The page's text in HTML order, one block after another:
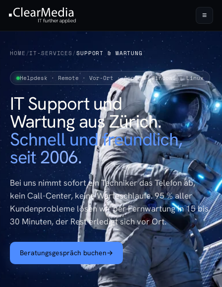
≡
HOME /IT-SERVICES /SUPPORT & WARTUNG
Helpdesk · Remote · Vor-Ort · Apple · Windows · Linux
IT Support und
Wartung aus Zürich.
Schnell und freundlich,
seit 2006.
Bei uns nimmt sofort ein Techniker das Telefon ab,
kein Call-Center, keine Warteschlaufe. 95 % aller
Kundenprobleme lösen wir per Fernwartung in 15 bis
30 Minuten, der Rest erledigt sich vor Ort.
Beratungsgespräch buchen→